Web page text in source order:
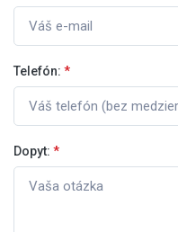
Telefón: *
Dopyt: *